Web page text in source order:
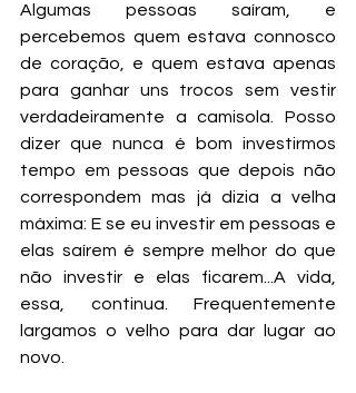
Algumas pessoas saíram, e
percebemos quem estava connosco
de coração, e quem estava apenas
para ganhar uns trocos sem vestir
verdadeiramente a camisola. Posso
dizer que nunca é bom investirmos
tempo em pessoas que depois não
correspondem mas já dizia a velha
máxima: E se eu investir em pessoas e
elas saírem é sempre melhor do que
não investir e elas ficarem...A vida,
essa, continua. Frequentemente
largamos o velho para dar lugar ao
novo.